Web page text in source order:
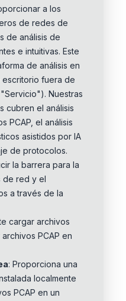
a los
de redes de
de análisis de
e intuitivas. Este
de análisis en
escritorio fuera de
Nuestras
cubren el análisis
PCAP, el análisis
asistidos por IA
de protocolos.
la barrera para la
de red y el
a través de la
cargar archivos
PCAP en
: Proporciona una
localmente
PCAP en un